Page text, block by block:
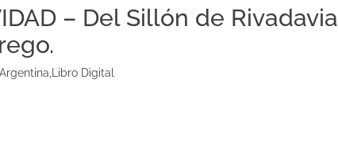
– Del Sillón de Rivadavia
Libro Digital